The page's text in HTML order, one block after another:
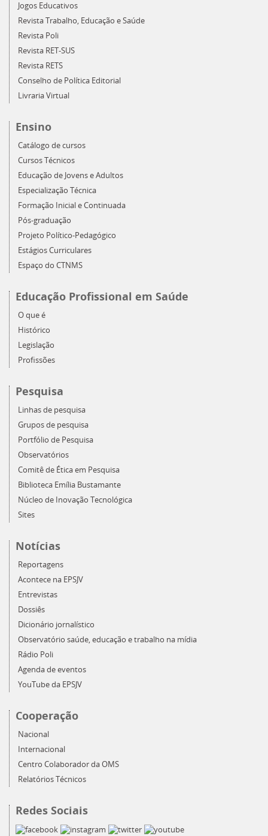
Jogos Educativos
Revista Trabalho, Educação e Saúde
Revista Poli
Revista RET-SUS
Revista RETS
Conselho de Política Editorial
Livraria Virtual
Ensino
Catálogo de cursos
Cursos Técnicos
Educação de Jovens e Adultos
Especialização Técnica
Formação Inicial e Continuada
Pós-graduação
Projeto Político-Pedagógico
Estágios Curriculares
Espaço do CTNMS
Educação Profissional em Saúde
O que é
Histórico
Legislação
Profissões
Pesquisa
Linhas de pesquisa
Grupos de pesquisa
Portfólio de Pesquisa
Observatórios
Comitê de Ética em Pesquisa
Biblioteca Emília Bustamante
Núcleo de Inovação Tecnológica
Sites
Notícias
Reportagens
Acontece na EPSJV
Entrevistas
Dossiês
Dicionário jornalístico
Observatório saúde, educação e trabalho na mídia
Rádio Poli
Agenda de eventos
YouTube da EPSJV
Cooperação
Nacional
Internacional
Centro Colaborador da OMS
Relatórios Técnicos
Redes Sociais